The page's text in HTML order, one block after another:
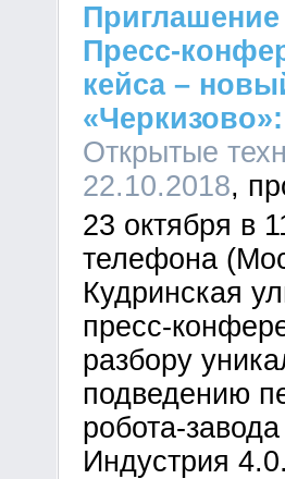
Приглашение
Пресс-
кейса –
Открытые
22.10.2018
23 октября в
телефона
Кудринская
пресс-
разбору
подведению
робота-
Индустрия